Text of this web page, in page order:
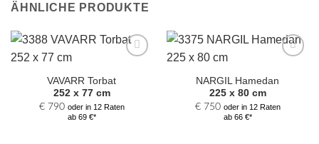
ÄHNLICHE PRODUKTE
Auswahl
hinzufügen
VAVARR Torbat
252 x 77 cm
€790 oder in 12 Raten
ab 69 €*
Auswahl
hinzufügen
NARGIL Hamedan
225 x 80 cm
€750 oder in 12 Raten
ab 66 €*